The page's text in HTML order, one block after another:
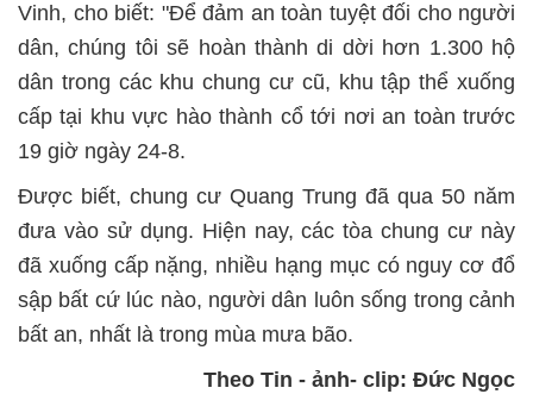
Vinh, cho biết: "Để đảm an toàn tuyệt đối cho người
dân, chúng tôi sẽ hoàn thành di dời hơn 1.300 hộ
dân trong các khu chung cư cũ, khu tập thể xuống
cấp tại khu vực hào thành cổ tới nơi an toàn trước
19 giờ ngày 24-8.
Được biết, chung cư Quang Trung đã qua 50 năm
đưa vào sử dụng. Hiện nay, các tòa chung cư này
đã xuống cấp nặng, nhiều hạng mục có nguy cơ đổ
sập bất cứ lúc nào, người dân luôn sống trong cảnh
bất an, nhất là trong mùa mưa bão.
Theo Tin - ảnh- clip: Đức Ngọc